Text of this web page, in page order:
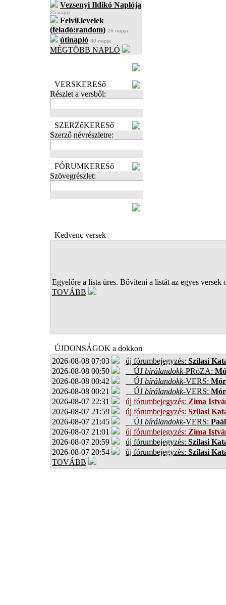
Vezsenyi Ildikó Naplója
25 napja
Felvil.levelek
(feladó:random) 26 napja
útinapló 30 napja
MÉGTÖBB NAPLÓ
VERSKERESő
Részlet a versből:
SZERZőKERESő
Szerző névrészletre:
FÓRUMKERESő
Szövegrészlet:
Kedvenc versek
Egyelőre a lista üres. Bővíteni a listát az egyes versek
TOVÁBB
ÚJDONSÁGOK a dokkon
2026-08-08 07:03
új fórumbejegyzés: Szilasi
2026-08-08 00:50
ÚJ bírálandokk-PRóZA:
2026-08-08 00:42
ÚJ bírálandokk-VERS:
2026-08-08 00:21
ÚJ bírálandokk-VERS:
2026-08-07 22:31
új fórumbejegyzés: Zima
2026-08-07 21:59
új fórumbejegyzés: Szilasi
2026-08-07 21:45
ÚJ bírálandokk-VERS:
2026-08-07 21:01
új fórumbejegyzés: Zima
2026-08-07 20:59
új fórumbejegyzés: Szilasi
2026-08-07 20:54
új fórumbejegyzés: Szilasi
TOVÁBB